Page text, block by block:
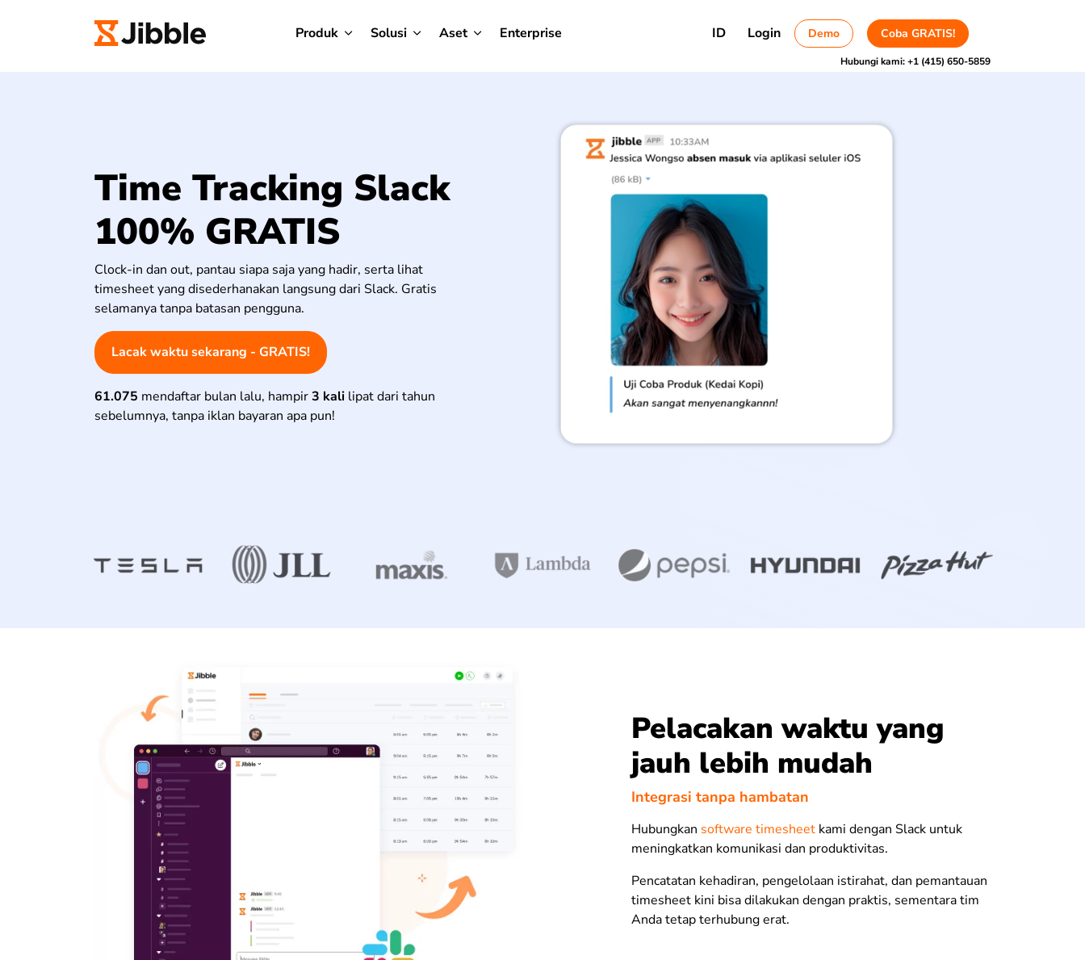
Produk Solusi Aset Enterprise ID Login Demo Coba GRATIS!
Hubungi kami:+1 (415) 650-5859
Time Tracking Slack
100% GRATIS
Clock-in dan out, pantau siapa saja yang hadir, serta lihat
timesheet yang disederhanakan langsung dari Slack. Gratis
selamanya tanpa batasan pengguna.
Lacak waktu sekarang - GRATIS!
61.075 mendaftar bulan lalu, hampir3 kali lipat dari tahun
sebelumnya, tanpa iklan bayaran apa pun!
Pelacakan waktu yang
jauh lebih mudah
Integrasi tanpa hambatan
Hubungkan software timesheet kami dengan Slack untuk
meningkatkan komunikasi dan produktivitas.
Pencatatan kehadiran, pengelolaan istirahat, dan pemantauan
timesheet kini bisa dilakukan dengan praktis, sementara tim
Anda tetap terhubung erat.